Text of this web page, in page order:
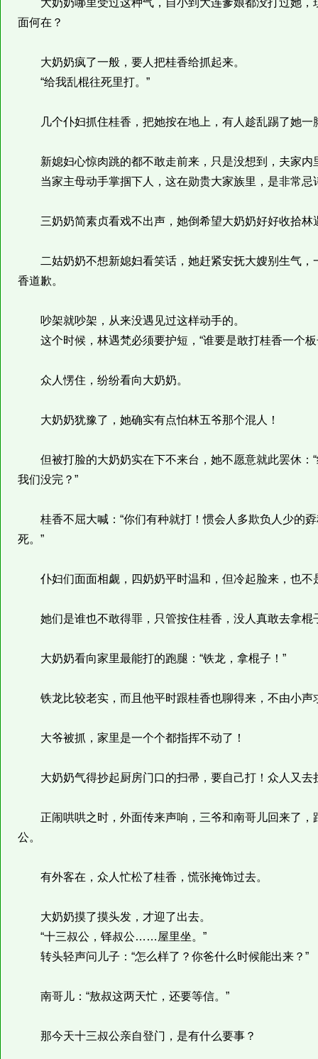
大奶奶哪里受过这种气，自小到大连爹娘都没打过她，
面何在？
大奶奶疯了一般，要人把桂香给抓起来。
“给我乱棍往死里打。”
几个仆妇抓住桂香，把她按在地上，有人趁乱踢了她一
新媳妇心惊肉跳的都不敢走前来，只是没想到，夫家内
当家主母动手掌掴下人，这在勋贵大家族里，是非常忌
三奶奶简素贞看戏不出声，她倒希望大奶奶好好收拾林
二姑奶奶不想新媳妇看笑话，她赶紧安抚大嫂别生气，
香道歉。
吵架就吵架，从来没遇见过这样动手的。
这个时候，林遇梵必须要护短，“谁要是敢打桂香一个板
众人愣住，纷纷看向大奶奶。
大奶奶犹豫了，她确实有点怕林五爷那个混人！
但被打脸的大奶奶实在下不来台，她不愿意就此罢休：“
我们没完？”
桂香不屈大喊：“你们有种就打！惯会人多欺负人少的孬
死。”
仆妇们面面相觑，四奶奶平时温和，但冷起脸来，也不
她们是谁也不敢得罪，只管按住桂香，没人真敢去拿棍
大奶奶看向家里最能打的跑腿：“铁龙，拿棍子！”
铁龙比较老实，而且他平时跟桂香也聊得来，不由小声
大爷被抓，家里是一个个都指挥不动了！
大奶奶气得抄起厨房门口的扫帚，要自己打！众人又去
正闹哄哄之时，外面传来声响，三爷和南哥儿回来了，
公。
有外客在，众人忙松了桂香，慌张掩饰过去。
大奶奶摸了摸头发，才迎了出去。
“十三叔公，铎叔公……屋里坐。”
转头轻声问儿子：“怎么样了？你爸什么时候能出来？”
南哥儿：“敖叔这两天忙，还要等信。”
那今天十三叔公亲自登门，是有什么要事？